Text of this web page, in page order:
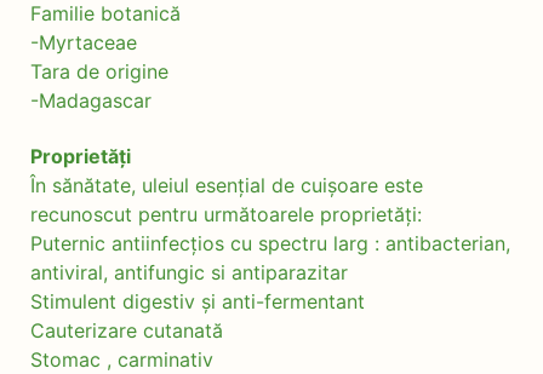
Familie botanică
-Myrtaceae
Tara de origine
-Madagascar
Proprietăți
În sănătate, uleiul esențial de cuișoare este
recunoscut pentru următoarele proprietăți:
Puternic antiinfecțios cu spectru larg : antibacterian,
antiviral, antifungic si antiparazitar
Stimulent digestiv și anti-fermentant
Cauterizare cutanată
Stomac , carminativ